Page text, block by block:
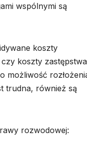
wspólnymi są
koszty
koszty zastępstwa
możliwość
trudna, również są
rozwodowej: